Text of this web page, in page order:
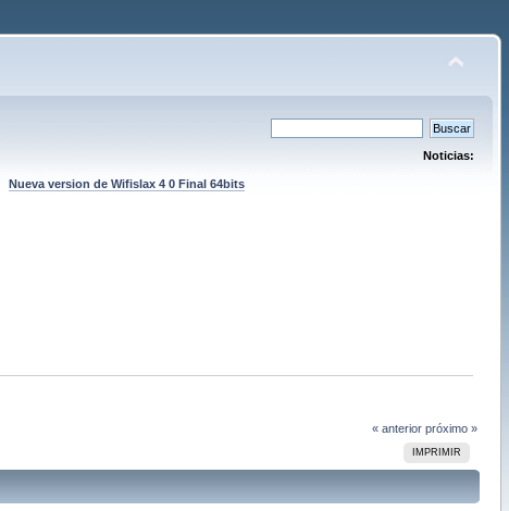
Noticias:
Nueva version de Wifislax 4 0 Final 64bits
« anterior próximo »
IMPRIMIR